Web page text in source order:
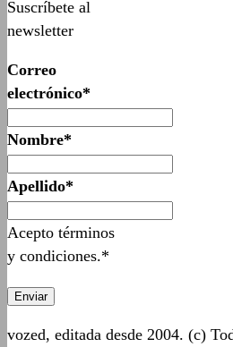
Suscríbete al
newsletter
Correo
electrónico*
Nombre*
Apellido*
Acepto términos
y condiciones.*
vozed, editada desde 2004. (c)